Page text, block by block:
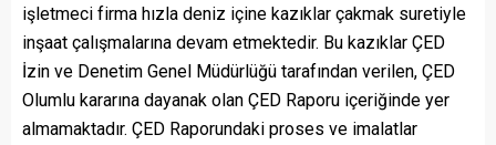
işletmeci firma hızla deniz içine kazıklar çakmak suretiyle
inşaat çalışmalarına devam etmektedir. Bu kazıklar ÇED
İzin ve Denetim Genel Müdürlüğü tarafından verilen, ÇED
Olumlu kararına dayanak olan ÇED Raporu içeriğinde yer
almamaktadır. ÇED Raporundaki proses ve imalatlar